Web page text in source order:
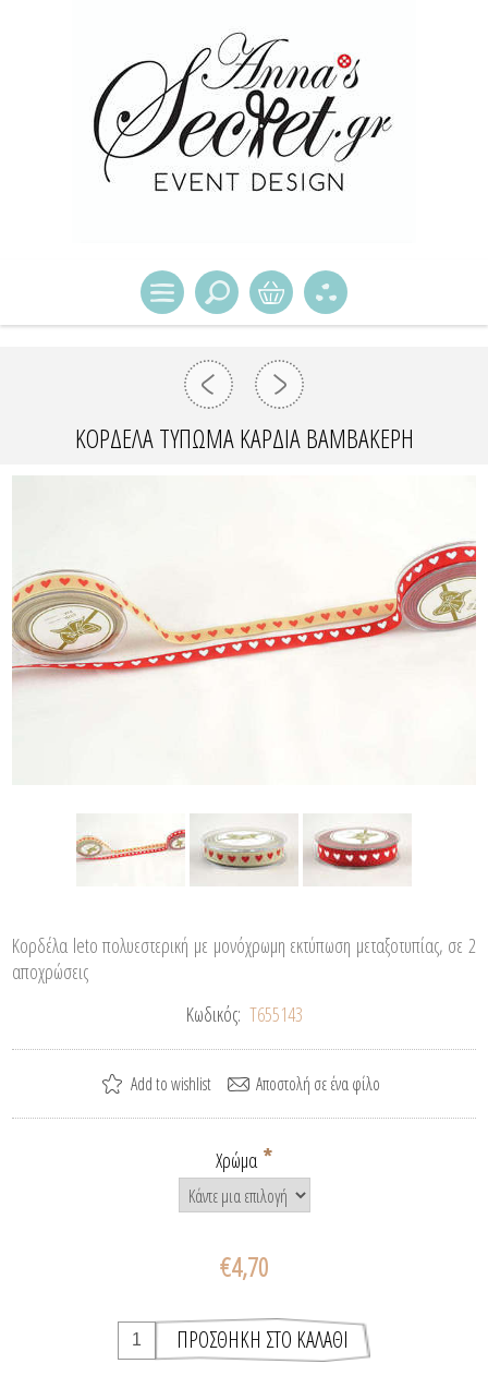
ΚΟΡΔΕΛΑ ΤΥΠΩΜΑ ΚΑΡΔΙΑ ΒΑΜΒΑΚΕΡΗ
Κορδέλα leto πολυεστερική με μονόχρωμη εκτύπωση μεταξοτυπίας, σε 2
αποχρώσεις
Κωδικός: T655143
Χρώμα *
€4,70